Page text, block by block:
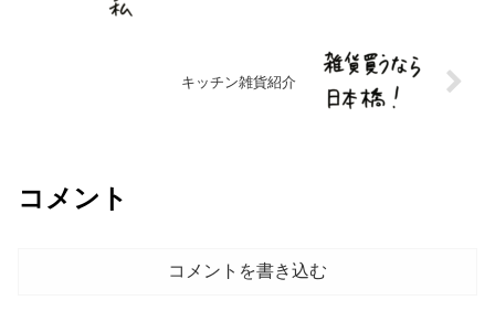
キッチン雑貨紹介
コメント
コメントを書き込む